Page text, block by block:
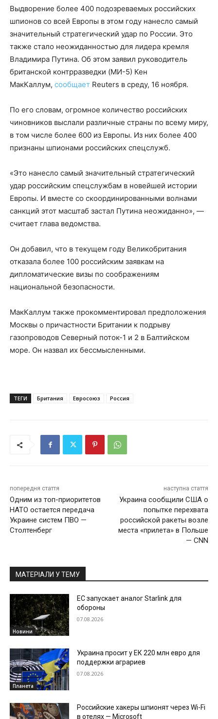
Выдворение более 400 подозреваемых российских
шпионов со всей Европы в этом году нанесло самый
значительный стратегический удар по России. Это
также стало неожиданностью для лидера кремля
Владимира Путина. Об этом заявил руководитель
британской контрразведки (MИ-5) Кен
МакКаллум, сообщает Reuters в среду, 16 ноября.
По его словам, огромное количество российских
чиновников выслали различные страны по всему миру,
в том числе более 600 из Европы. Из них более 400
признаны шпионами российских спецслужб.
«Это нанесло самый значительный стратегический
удар российским спецслужбам в новейшей истории
Европы. И вместе со скоординированными волнами
санкций этот масштаб застал Путина неожиданно», —
считает глава ведомства.
Он добавил, что в текущем году Великобритания
отказала более 100 российским заявкам на
дипломатические визы по соображениям
национальной безопасности.
МакКаллум также прокомментировал предположения
Москвы о причастности Британии к подрыву
газопроводов Северный поток-1 и 2 в Балтийском
море. Он назвал их бессмысленными.
ТЕГИ Британия Евросоюз Россия
попередня стаття
Одним из топ-приоритетов
НАТО остается передача
Украине систем ПВО —
Столтенберг
наступна стаття
Украина сообщили США о
попытке перехвата
российской ракеты возле
места «прилета» в Польше
— CNN
МАТЕРІАЛИ У ТЕМУ
Новини
ЕС запускает аналог Starlink для
обороны
07.08.2026
Планета
Украина просит у ЕК 220 млн евро для
поддержки аграриев
07.08.2026
Российские хакеры шпионят через Wi-Fi
в отелях — Microsoft